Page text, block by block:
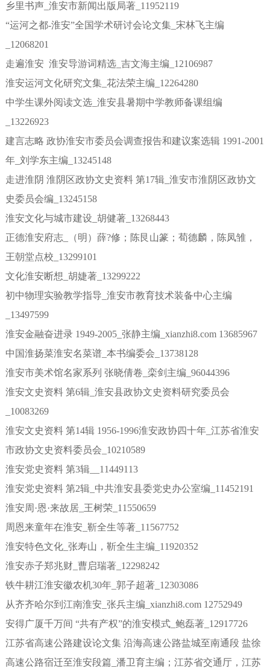
乡里书声_淮安市新闻出版局著_11952119
“运河之都-淮安”全国学术研讨会论文集_宋林飞主编
_12068201
走遍淮安 淮安导游词精选_吉文海主编_12106987
淮安运河文化研究文集_花法荣主编_12264280
中学生课外阅读文选_淮安县暑期中学教师备课组编
_13226923
建言志略 政协淮安市委员会调查报告和建议案选辑 1991-2001
年_刘学东主编_13245148
走进淮阴 淮阴区政协文史资料 第17辑_淮安市淮阴区政协文
史委员会编_13245158
淮安文化与城市建设_胡健著_13268443
正德淮安府志_（明）薛?修；陈艮山篆；荀德麟，陈凤雏，
王朝堂点校_13299101
文化淮安断想_胡婕著_13299222
初中物理实验教学指导_淮安市教育技术装备中心主编
_13497599
淮安金融奋进录 1949-2005_张静主编_xianzhi8.com 13685967
中国淮扬菜淮安名菜谱_本书编委会_13738128
淮安市美术馆名家系列 张晓倩卷_栾剑主编_96044396
淮安文史资料 第6辑_淮安县政协文史资料研究委员会
_10083269
淮安文史资料 第14辑 1956-1996淮安政协四十年_江苏省淮安
市政协文史资料委员会_10210589
淮安党史资料 第3辑__11449113
淮安党史资料 第2辑_中共淮安县委党史办公室编_11452191
淮安周·恩·来故居_王树荣_11550659
周恩来童年在淮安_靳全生等著_11567752
淮安特色文化_张寿山，靳全生主编_11920352
淮安赤子郑兆财_曹启瑞著_12298242
铁牛耕江淮安徽农机30年_郭子超著_12303086
从齐齐哈尔到江南淮安_张兵主编_xianzhi8.com 12752949
安得广厦千万间 “共有产权”的淮安模式_鲍磊著_12917726
江苏省高速公路建设论文集 沿海高速公路盐城至南通段 盐徐
高速公路宿迁至淮安段篇_潘卫育主编；江苏省交通厅，江苏